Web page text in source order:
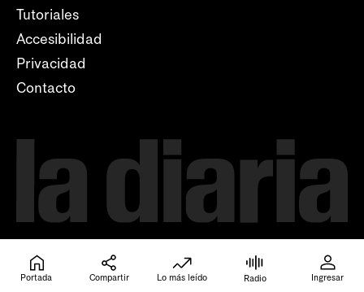
Tutoriales
Accesibilidad
Privacidad
Contacto
Portada Compartir Lo más leído Radio Ingresar